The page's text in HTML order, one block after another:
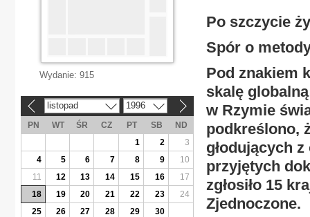
Po szczycie
Spór o
Pod znakiem
skalę
w Rzymie
podkreślono,
głodujących
przyjętych
zgłosiło 15
Zjednoczone.
Wydanie: 915
listopad 1996
PN WT ŚR CZ PT SB
ND
1
2
3
4
5 6 7 8 9
10
11
12 13 14 15 16
17
18
19 20 21 22 23
24
25
26 27 28 29 30